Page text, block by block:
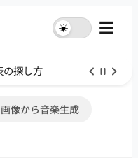
☀︎ ☰
画像から音楽生成